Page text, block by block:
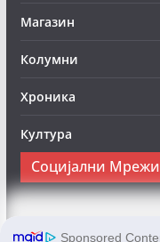
Магазин
Колумни
Хроника
Култура
Социјални Мрежи